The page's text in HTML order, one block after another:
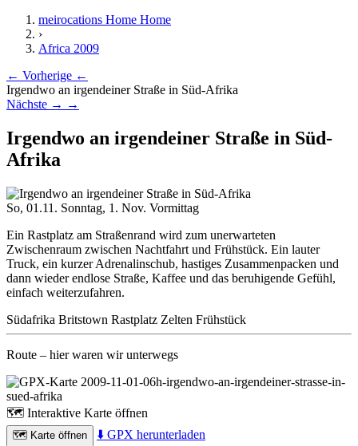
meirocations Home Home
›
Africa 2009
← Vorherige ←
Irgendwo an irgendeiner Straße in Süd-Afrika
Nächste → →
Irgendwo an irgendeiner Straße in Süd-
Afrika
So, 01.11. Sonntag, 1. Nov. Vormittag
Ein Rastplatz am Straßenrand wird zum unerwarteten
Zwischenraum zwischen Nachtfahrt und Frühstück. Ein lauter
Truck, ein kurzer Adrenalinschub, hastiges Zusammenpacken und
dann wieder endlose Straße, Kaffee und das beruhigende Gefühl,
einfach weiterzufahren.
Südafrika Britstown Rastplatz Zelten Frühstück
Route – hier waren wir unterwegs
🗺️ Interaktive Karte öffnen
🗺️ Karte öffnen ⬇️ GPX herunterladen